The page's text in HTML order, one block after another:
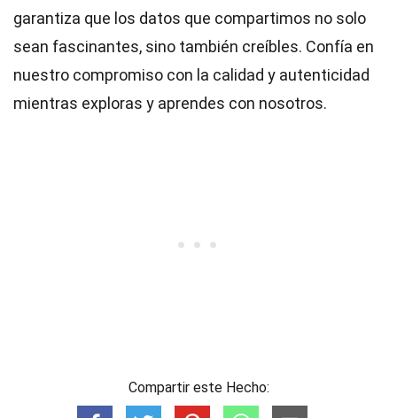
garantiza que los datos que compartimos no solo
sean fascinantes, sino también creíbles. Confía en
nuestro compromiso con la calidad y autenticidad
mientras exploras y aprendes con nosotros.
Compartir este Hecho: